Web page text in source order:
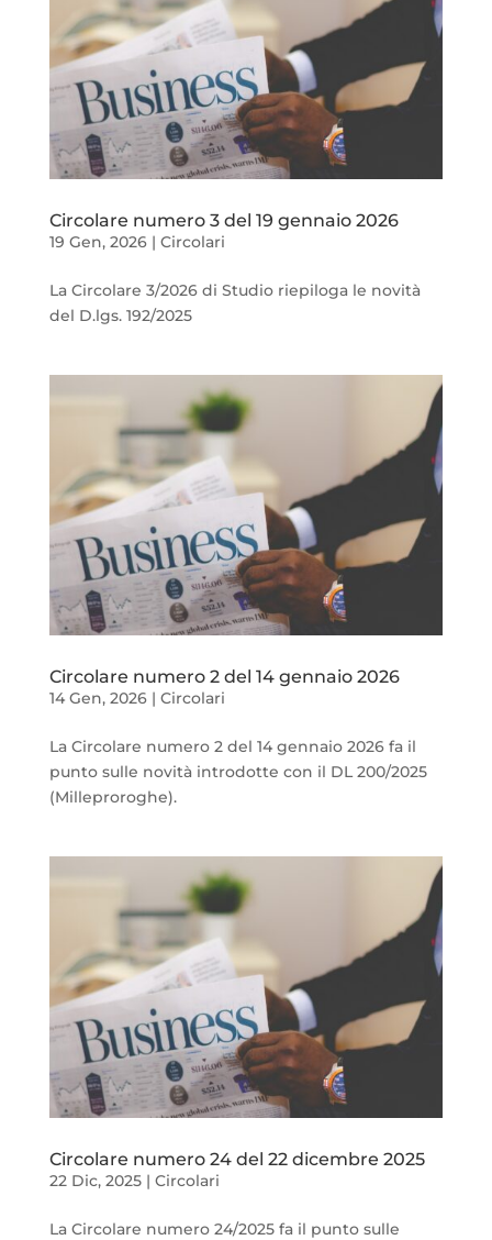
Circolare numero 3 del 19 gennaio 2026
19 Gen, 2026| Circolari
La Circolare 3/2026 di Studio riepiloga le novità
del D.lgs. 192/2025
Circolare numero 2 del 14 gennaio 2026
14 Gen, 2026| Circolari
La Circolare numero 2 del 14 gennaio 2026 fa il
punto sulle novità introdotte con il DL 200/2025
(Milleproroghe).
Circolare numero 24 del 22 dicembre 2025
22 Dic, 2025| Circolari
La Circolare numero 24/2025 fa il punto sulle